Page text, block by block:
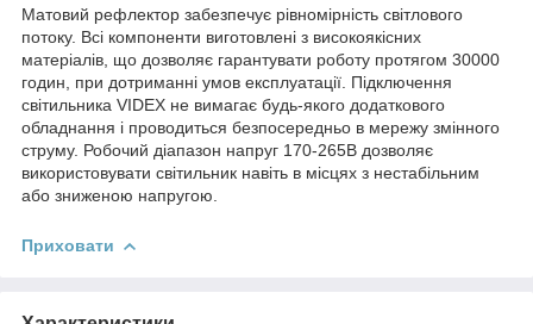
Матовий рефлектор забезпечує рівномірність світлового
потоку. Всі компоненти виготовлені з високоякісних
матеріалів, що дозволяє гарантувати роботу протягом 30000
годин, при дотриманні умов експлуатації. Підключення
світильника VIDEX не вимагає будь-якого додаткового
обладнання і проводиться безпосередньо в мережу змінного
струму. Робочий діапазон напруг 170-265В дозволяє
використовувати світильник навіть в місцях з нестабільним
або зниженою напругою.
Приховати